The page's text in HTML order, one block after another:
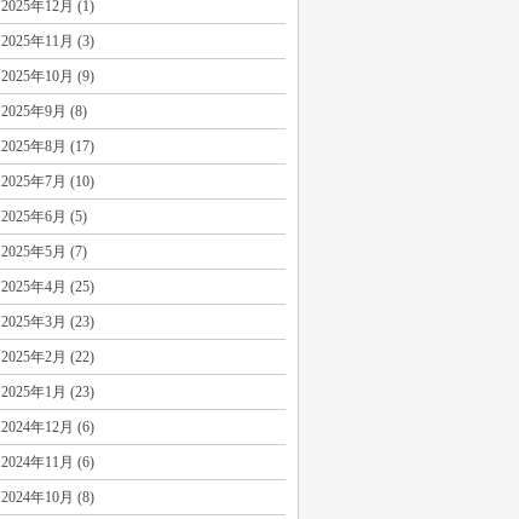
2025年12月 (1)
2025年11月 (3)
2025年10月 (9)
2025年9月 (8)
2025年8月 (17)
2025年7月 (10)
2025年6月 (5)
2025年5月 (7)
2025年4月 (25)
2025年3月 (23)
2025年2月 (22)
2025年1月 (23)
2024年12月 (6)
2024年11月 (6)
2024年10月 (8)